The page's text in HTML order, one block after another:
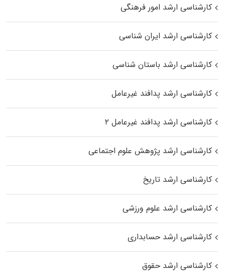
کارشناسی ارشد امور فرهنگی
کارشناسی ارشد ایران شناسی
کارشناسی ارشد باستان شناسی
کارشناسی ارشد پدافند غیرعامل
کارشناسی ارشد پدافند غیرعامل ۲
کارشناسی ارشد پژوهش علوم اجتماعی
کارشناسی ارشد تاریخ
کارشناسی ارشد علوم ورزشی
کارشناسی ارشد حسابداری
کارشناسی ارشد حقوق